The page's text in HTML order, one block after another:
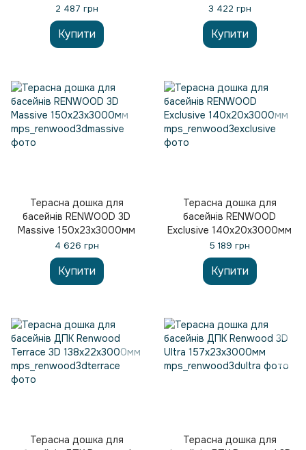
2 487 грн
Купити
3 422 грн
Купити
Терасна дошка для
басейнів RENWOOD 3D
Massive 150х23х3000мм
4 626 грн
Купити
Терасна дошка для
басейнів RENWOOD
Exclusive 140х20х3000мм
5 189 грн
Купити
Терасна дошка для
Терасна дошка для